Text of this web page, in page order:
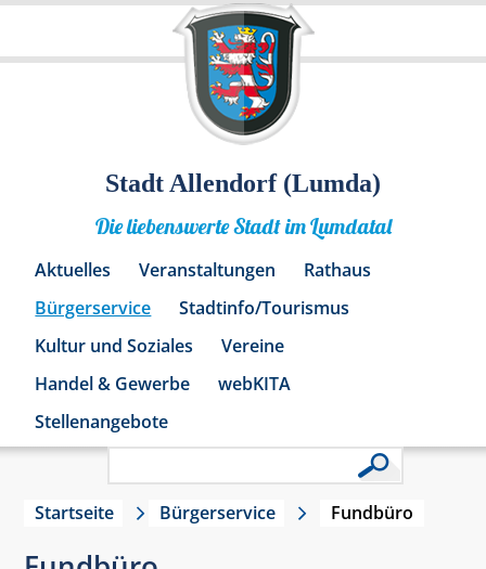
Stadt Allendorf (Lumda)
Die liebenswerte Stadt im Lumdatal
Aktuelles Veranstaltungen
Rathaus
Bürgerservice
Stadtinfo/Tourismus
Kultur und Soziales
Vereine
Handel & Gewerbe
webKITA
Stellenangebote
Startseite Bürgerservice Fundbüro